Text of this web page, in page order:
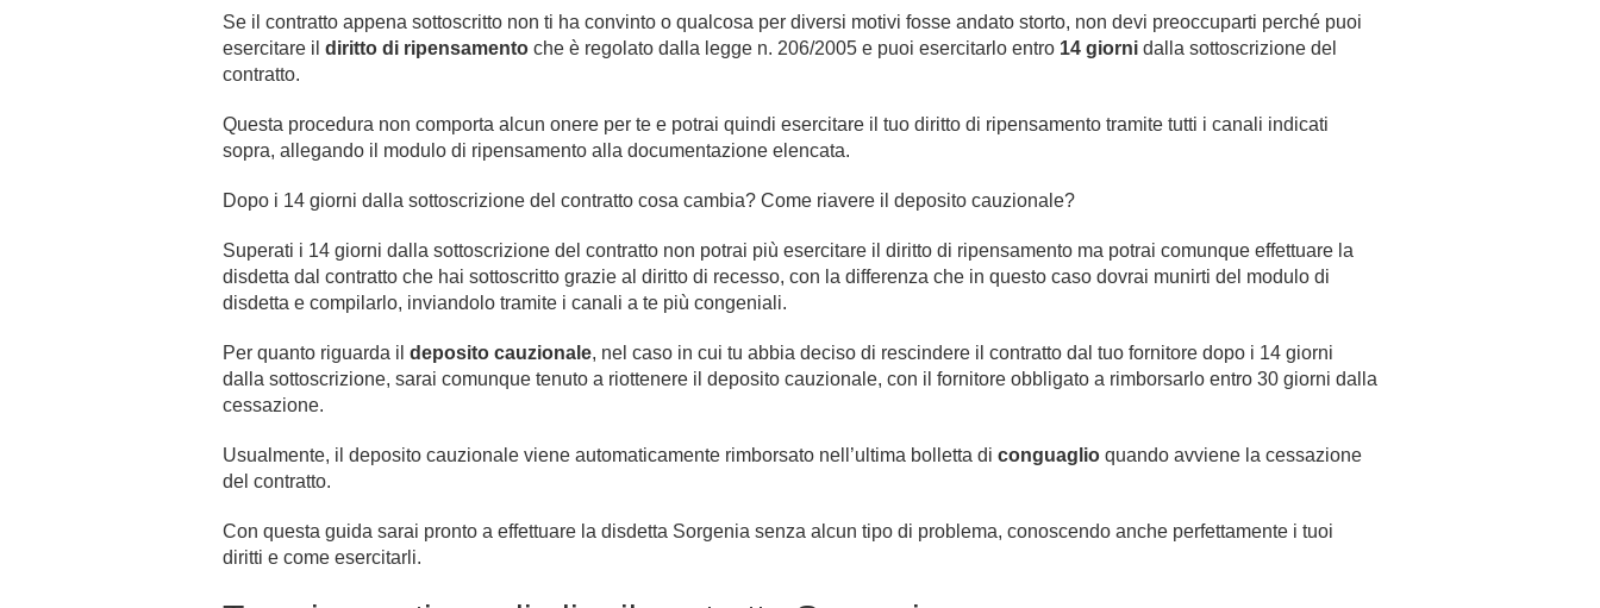
Se il contratto appena sottoscritto non ti ha convinto o qualcosa per diversi motivi fosse andato storto, non devi preoccuparti perché puoi
esercitare il diritto di ripensamento che è regolato dalla legge n. 206/2005 e puoi esercitarlo entro 14 giorni dalla sottoscrizione del
contratto.
Questa procedura non comporta alcun onere per te e potrai quindi esercitare il tuo diritto di ripensamento tramite tutti i canali indicati
sopra, allegando il modulo di ripensamento alla documentazione elencata.
Dopo i 14 giorni dalla sottoscrizione del contratto cosa cambia? Come riavere il deposito cauzionale?
Superati i 14 giorni dalla sottoscrizione del contratto non potrai più esercitare il diritto di ripensamento ma potrai comunque effettuare la
disdetta dal contratto che hai sottoscritto grazie al diritto di recesso, con la differenza che in questo caso dovrai munirti del modulo di
disdetta e compilarlo, inviandolo tramite i canali a te più congeniali.
Per quanto riguarda il deposito cauzionale, nel caso in cui tu abbia deciso di rescindere il contratto dal tuo fornitore dopo i 14 giorni
dalla sottoscrizione, sarai comunque tenuto a riottenere il deposito cauzionale, con il fornitore obbligato a rimborsarlo entro 30 giorni dalla
cessazione.
Usualmente, il deposito cauzionale viene automaticamente rimborsato nell’ultima bolletta di conguaglio quando avviene la cessazione
del contratto.
Con questa guida sarai pronto a effettuare la disdetta Sorgenia senza alcun tipo di problema, conoscendo anche perfettamente i tuoi
diritti e come esercitarli.